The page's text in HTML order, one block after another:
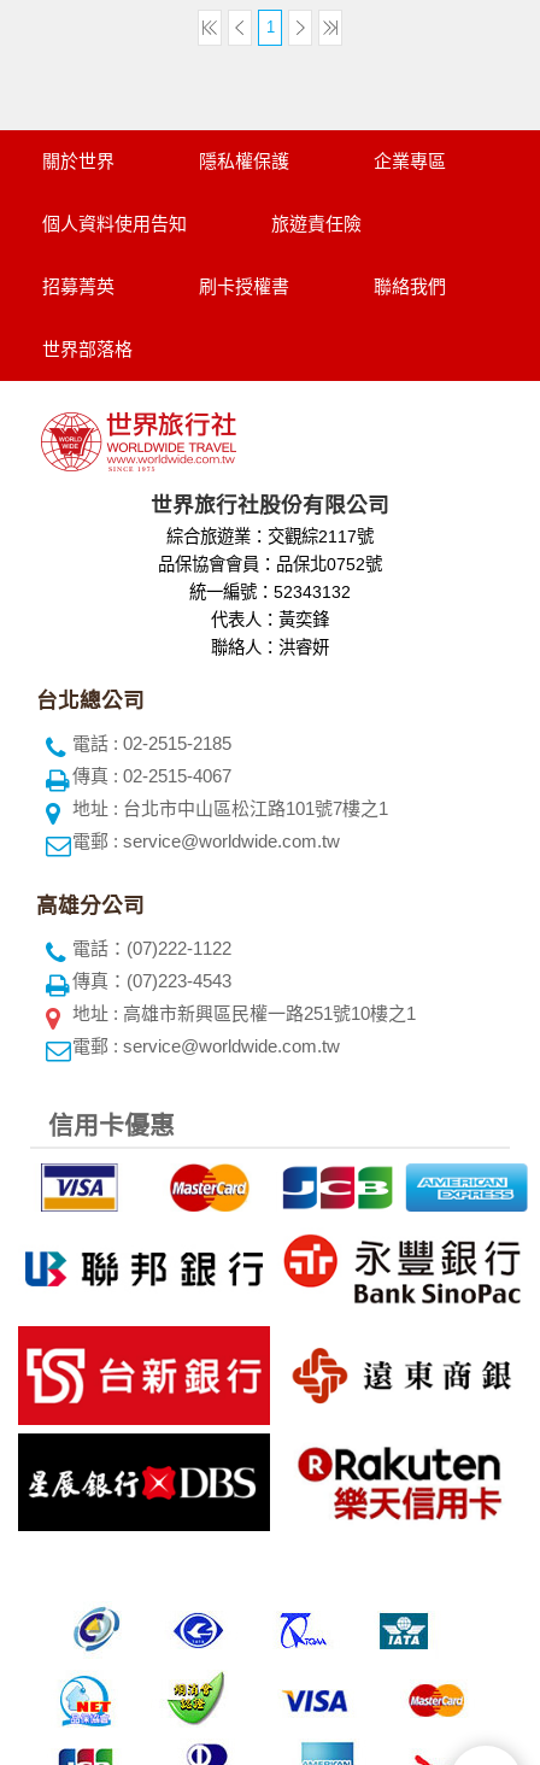
1
關於世界 隱私權保護 企業專區
個人資料使用告知 旅遊責任險
招募菁英 刷卡授權書 聯絡我們
世界部落格
世界旅行社股份有限公司
綜合旅遊業：交觀綜2117號
品保協會會員：品保北0752號
統一編號：52343132
代表人：黃奕鋒
聯絡人：洪睿妍
台北總公司
電話 : 02-2515-2185
傳真 : 02-2515-4067
地址 : 台北市中山區松江路101號7樓之1
電郵 : service@worldwide.com.tw
高雄分公司
電話：(07)222-1122
傳真：(07)223-4543
地址 : 高雄市新興區民權一路251號10樓之1
電郵 : service@worldwide.com.tw
信用卡優惠